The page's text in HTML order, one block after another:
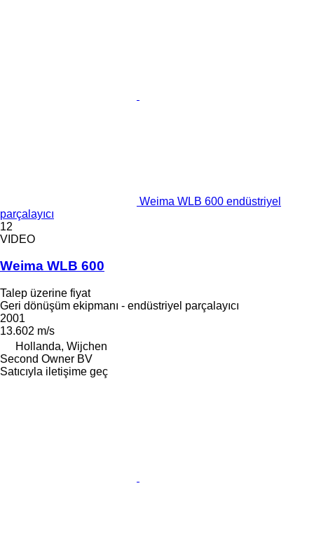
Weima WLB 600 endüstriyel
parçalayıcı
12
VIDEO
Weima WLB 600
Talep üzerine fiyat
Geri dönüşüm ekipmanı - endüstriyel parçalayıcı
2001
13.602 m/s
Hollanda, Wijchen
Second Owner BV
Satıcıyla iletişime geç